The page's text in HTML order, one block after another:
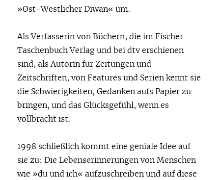
»Ost-Westlicher Diwan« um.
Als Verfasserin von Büchern, die im Fischer
Taschenbuch Verlag und bei dtv erschienen
sind, als Autorin für Zeitungen und
Zeitschriften, von Features und Serien kennt sie
die Schwierigkeiten, Gedanken aufs Papier zu
bringen, und das Glücksgefühl, wenn es
vollbracht ist.
1998 schließlich kommt eine geniale Idee auf
sie zu: Die Lebenserinnerungen von Menschen
wie »du und ich« aufzuschreiben und auf diese